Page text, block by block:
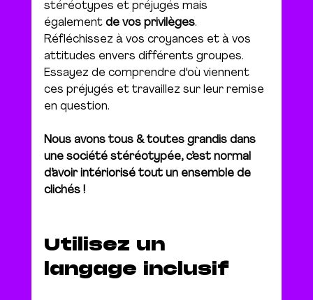
stéréotypes et préjugés mais
également de vos privilèges.
Réfléchissez à vos croyances et à vos
attitudes envers différents groupes.
Essayez de comprendre d'où viennent
ces préjugés et travaillez sur leur remise
en question.
Nous avons tous & toutes grandis dans
une société stéréotypée, c’est normal
d’avoir intériorisé tout un ensemble de
clichés !
Utilisez un
langage inclusif